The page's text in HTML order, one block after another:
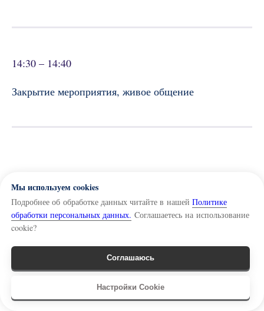
14:30 – 14:40
Закрытие мероприятия, живое общение
Мы используем cookies
Подробнее об обработке данных читайте в нашей Политике
обработки персональных данных. Cоглашаетесь на использование
cookie?
Соглашаюсь
Настройки Cookie